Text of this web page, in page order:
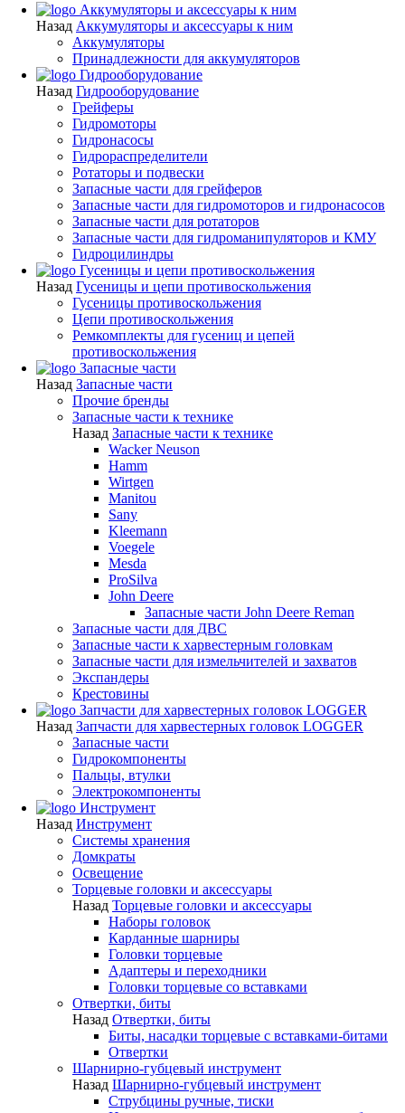
Аккумуляторы и аксессуары к ним
Назад Аккумуляторы и аксессуары к ним
Аккумуляторы
Принадлежности для аккумуляторов
Гидрооборудование
Назад Гидрооборудование
Грейферы
Гидромоторы
Гидронасосы
Гидрораспределители
Ротаторы и подвески
Запасные части для грейферов
Запасные части для гидромоторов и гидронасосов
Запасные части для ротаторов
Запасные части для гидроманипуляторов и КМУ
Гидроцилиндры
Гусеницы и цепи противоскольжения
Назад Гусеницы и цепи противоскольжения
Гусеницы противоскольжения
Цепи противоскольжения
Ремкомплекты для гусениц и цепей
противоскольжения
Запасные части
Назад Запасные части
Прочие бренды
Запасные части к технике
Назад Запасные части к технике
Wacker Neuson
Hamm
Wirtgen
Manitou
Sany
Kleemann
Voegele
Mesda
ProSilva
John Deere
Запасные части John Deere Reman
Запасные части для ДВС
Запасные части к харвестерным головкам
Запасные части для измельчителей и захватов
Экспандеры
Крестовины
Запчасти для харвестерных головок LOGGER
Назад Запчасти для харвестерных головок LOGGER
Запасные части
Гидрокомпоненты
Пальцы, втулки
Электрокомпоненты
Инструмент
Назад Инструмент
Системы хранения
Домкраты
Освещение
Торцевые головки и аксессуары
Назад Торцевые головки и аксессуары
Наборы головок
Карданные шарниры
Головки торцевые
Адаптеры и переходники
Головки торцевые со вставками
Отвертки, биты
Назад Отвертки, биты
Биты, насадки торцевые с вставками-битами
Отвертки
Шарнирно-губцевый инструмент
Назад Шарнирно-губцевый инструмент
Струбцины ручные, тиски